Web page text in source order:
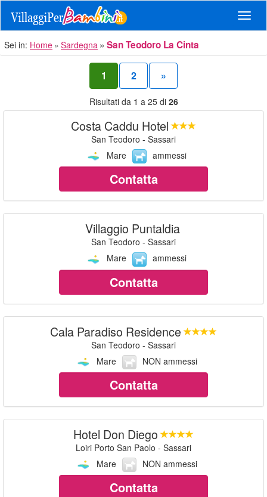
Sei in: Home Sardegna San Teodoro La Cinta
1 2 »
Risultati da 1 a 25 di 26
Costa Caddu Hotel
San Teodoro - Sassari
Mare
ammessi
Contatta
Villaggio Puntaldia
San Teodoro - Sassari
Mare
ammessi
Contatta
Cala Paradiso Residence
San Teodoro - Sassari
Mare
NON ammessi
Contatta
Hotel Don Diego
Loiri Porto San Paolo - Sassari
Mare
NON ammessi
Contatta